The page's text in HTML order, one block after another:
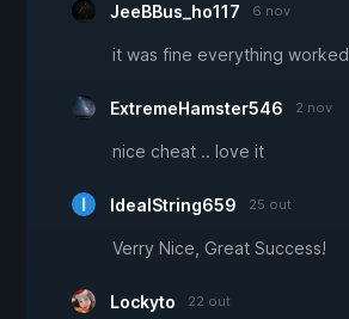
JeeBBus_ho117 6 nov
it was fine everything worked
ExtremeHamster546 2 nov
nice cheat .. love it
IdealString659 25 out
Verry Nice, Great Success!
Lockyto 22 out